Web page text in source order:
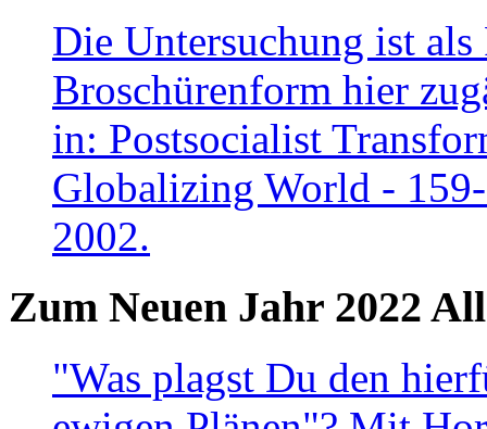
Die Untersuchung ist
Broschürenform hier
in: Postsocialist
Globalizing World -
2002.
Zum Neuen Jahr 2022
"Was plagst Du den